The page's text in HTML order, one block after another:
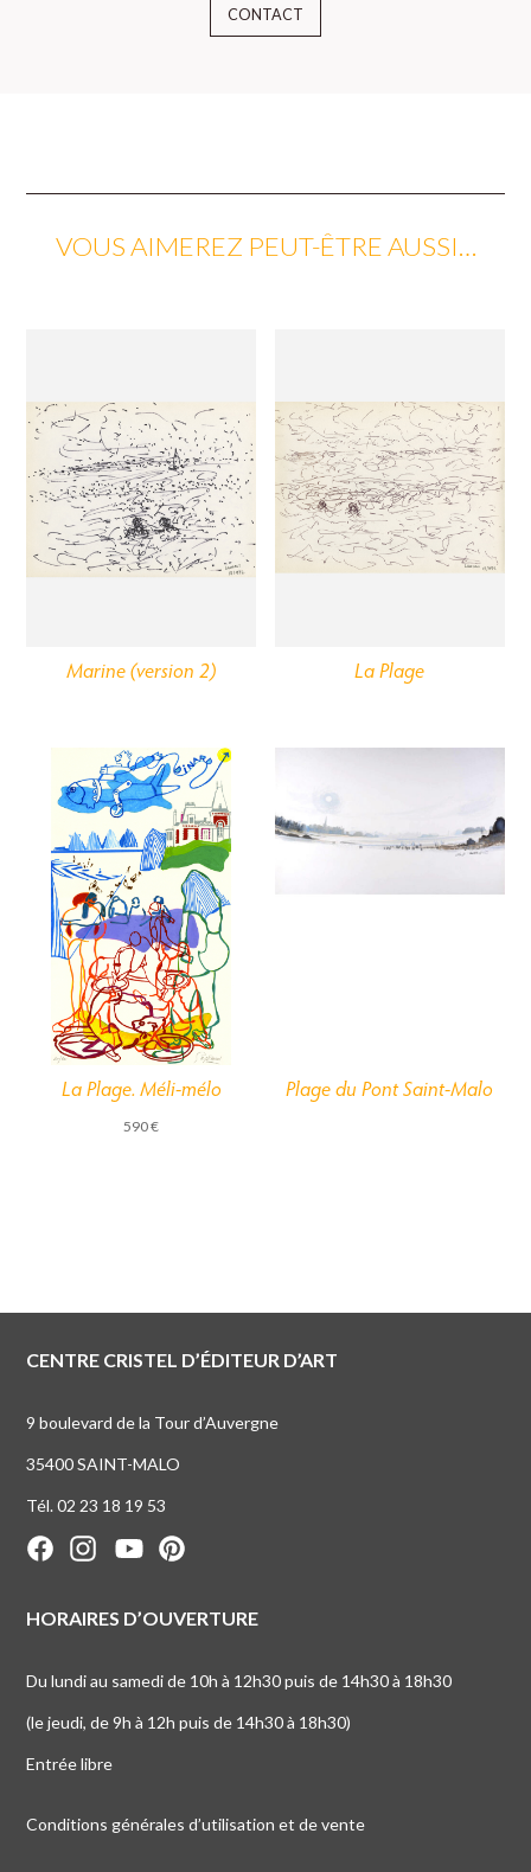
CONTACT
VOUS AIMEREZ PEUT-ÊTRE AUSSI…
Marine (version 2) La Plage
La Plage. Méli-mélo
590€
Plage du Pont Saint-Malo
CENTRE CRISTEL D’ÉDITEUR D’ART
9 boulevard de la Tour d’Auvergne
35400 SAINT-MALO
Tél. 02 23 18 19 53
HORAIRES D’OUVERTURE
Du lundi au samedi de 10h à 12h30 puis de 14h30 à 18h30
(le jeudi, de 9h à 12h puis de 14h30 à 18h30)
Entrée libre
Conditions générales d’utilisation et de vente